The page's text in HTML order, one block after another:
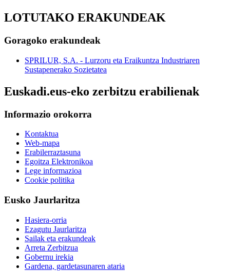
LOTUTAKO ERAKUNDEAK
Goragoko erakundeak
SPRILUR, S.A. - Lurzoru eta Eraikuntza Industriaren
Sustapenerako Sozietatea
Euskadi.eus-eko zerbitzu erabilienak
Informazio orokorra
Kontaktua
Web-mapa
Erabilerraztasuna
Egoitza Elektronikoa
Lege informazioa
Cookie politika
Eusko Jaurlaritza
Hasiera-orria
Ezagutu Jaurlaritza
Sailak eta erakundeak
Arreta Zerbitzua
Gobernu irekia
Gardena, gardetasunaren ataria